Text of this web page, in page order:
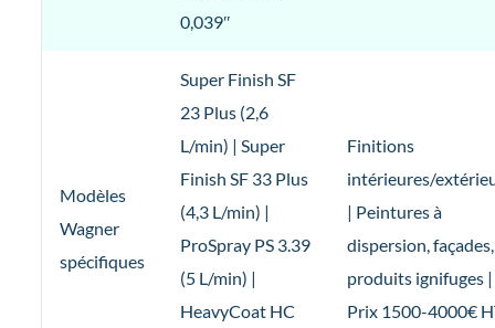
0,039″
Modèles
Wagner
spécifiques
Super Finish SF
23 Plus (2,6
L/min) | Super
Finish SF 33 Plus
(4,3 L/min) |
ProSpray PS 3.39
(5 L/min) |
HeavyCoat HC
Finitions
intérieures/
| Peintures à
dispersion, façades,
produits ignifuges |
Prix 1500-4000€